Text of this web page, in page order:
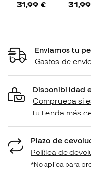
31,99 €
Enviamos tu
Gastos de
Disponibilidad
Comprueba si
tu tienda más
Plazo de
Política de
*No aplica para